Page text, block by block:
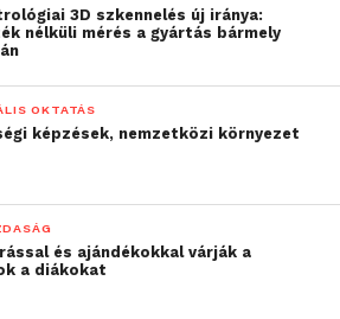
3D szkennelés új iránya:
nélküli mérés a gyártás bármely
OKTATÁS
képzések, nemzetközi környezet
és ajándékokkal várják a
a diákokat